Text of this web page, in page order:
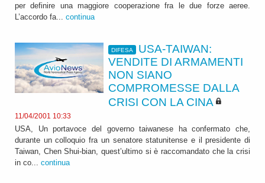
per definire una maggiore cooperazione fra le due forze aeree.
L’accordo fa... continua
DIFESA
USA-TAIWAN:
VENDITE DI ARMAMENTI
NON SIANO
COMPROMESSE DALLA
CRISI CON LA CINA
11/04/2001 10:33
USA, Un portavoce del governo taiwanese ha confermato che,
durante un colloquio fra un senatore statunitense e il presidente di
Taiwan, Chen Shui-bian, quest’ultimo si è raccomandato che la crisi
in co... continua